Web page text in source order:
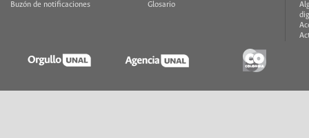
Buzón de notificaciones
Glosario